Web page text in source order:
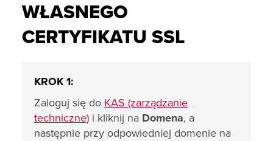
WŁASNEGO
CERTYFIKATU SSL
KROK 1:
Zaloguj się do KAS (zarządzanie
techniczne) i kliknij na Domena, a
następnie przy odpowiedniej domenie na